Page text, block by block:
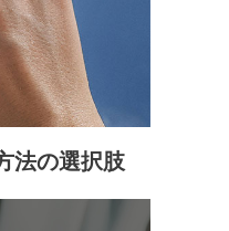
法の選択肢